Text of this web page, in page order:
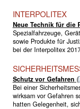
INTERPOLITEX
Neue Technik für die
Spezialfahrzeuge,
sowie Produkte für
bei der Interpolitex
Schutz vor Gefahren (
Bei einer
wirksam vor Gefahren
hatten Gelegenheit,